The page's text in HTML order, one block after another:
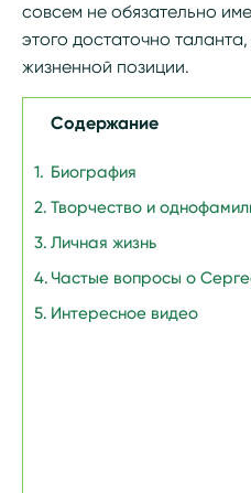
совсем не обязательно
этого достаточно
жизненной позиции.
Содержание
Биография
Творчество и
Личная жизнь
Частые вопросы о
Интересное видео